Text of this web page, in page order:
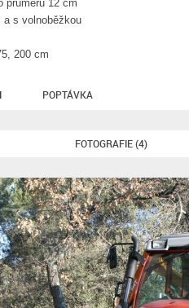
průměru 12 cm
a s volnoběžkou
200 cm
POPTÁVKA
FOTOGRAFIE (4)